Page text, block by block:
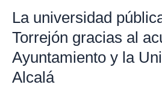
La universidad
Torrejón gracias al
Ayuntamiento y la
Alcalá
el
Ayuntamiento
y
la
Universidad